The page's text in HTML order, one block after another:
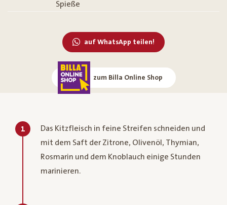
Spieße
auf WhatsApp teilen!
zum Billa Online Shop
1
Das Kitzfleisch in feine Streifen schneiden und
mit dem Saft der Zitrone, Olivenöl, Thymian,
Rosmarin und dem Knoblauch einige Stunden
marinieren.